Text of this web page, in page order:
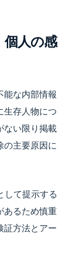
人の感
能な内部情報
生存人物につ
ない限り掲載
の主要原因に
して提示する
あるため慎重
証方法とアー